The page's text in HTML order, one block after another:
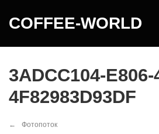
COFFEE-WORLD
3ADCC104-E806-
4F82983D93DF
Фотопоток